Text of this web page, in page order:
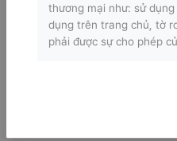
thương mại như: sử
dụng trên trang chủ, tờ
phải được sự cho phép